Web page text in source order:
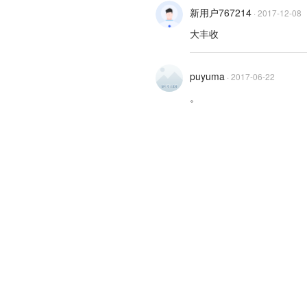
新用户767214 · 2017-12-08
大丰收
puyuma · 2017-06-22
。